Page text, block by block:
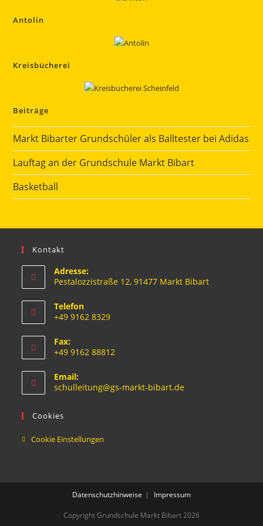
Antolin
Kreisbücherei
Beiträge
Markt Bibarter Grundschüler als Balltester bei Adidas
Lauftag an der Grundschule Markt Bibart
Basketball
Kontakt
Adresse:
Pestalozzistraße 12, 91477 Markt Bibart
Telefon
+49 9162 8329
Fax:
+49 9162 88812
Email:
schulleitung@gs-markt-bibart.de
Cookies
Cookie Einstellungen
Datenschutzhinweise Impressum
Copyright Grundschule Markt Bibart 2026